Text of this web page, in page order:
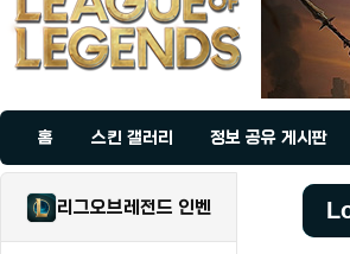
홈 스킨 갤러리 정보 공유 게시판
리그오브레전드 인벤